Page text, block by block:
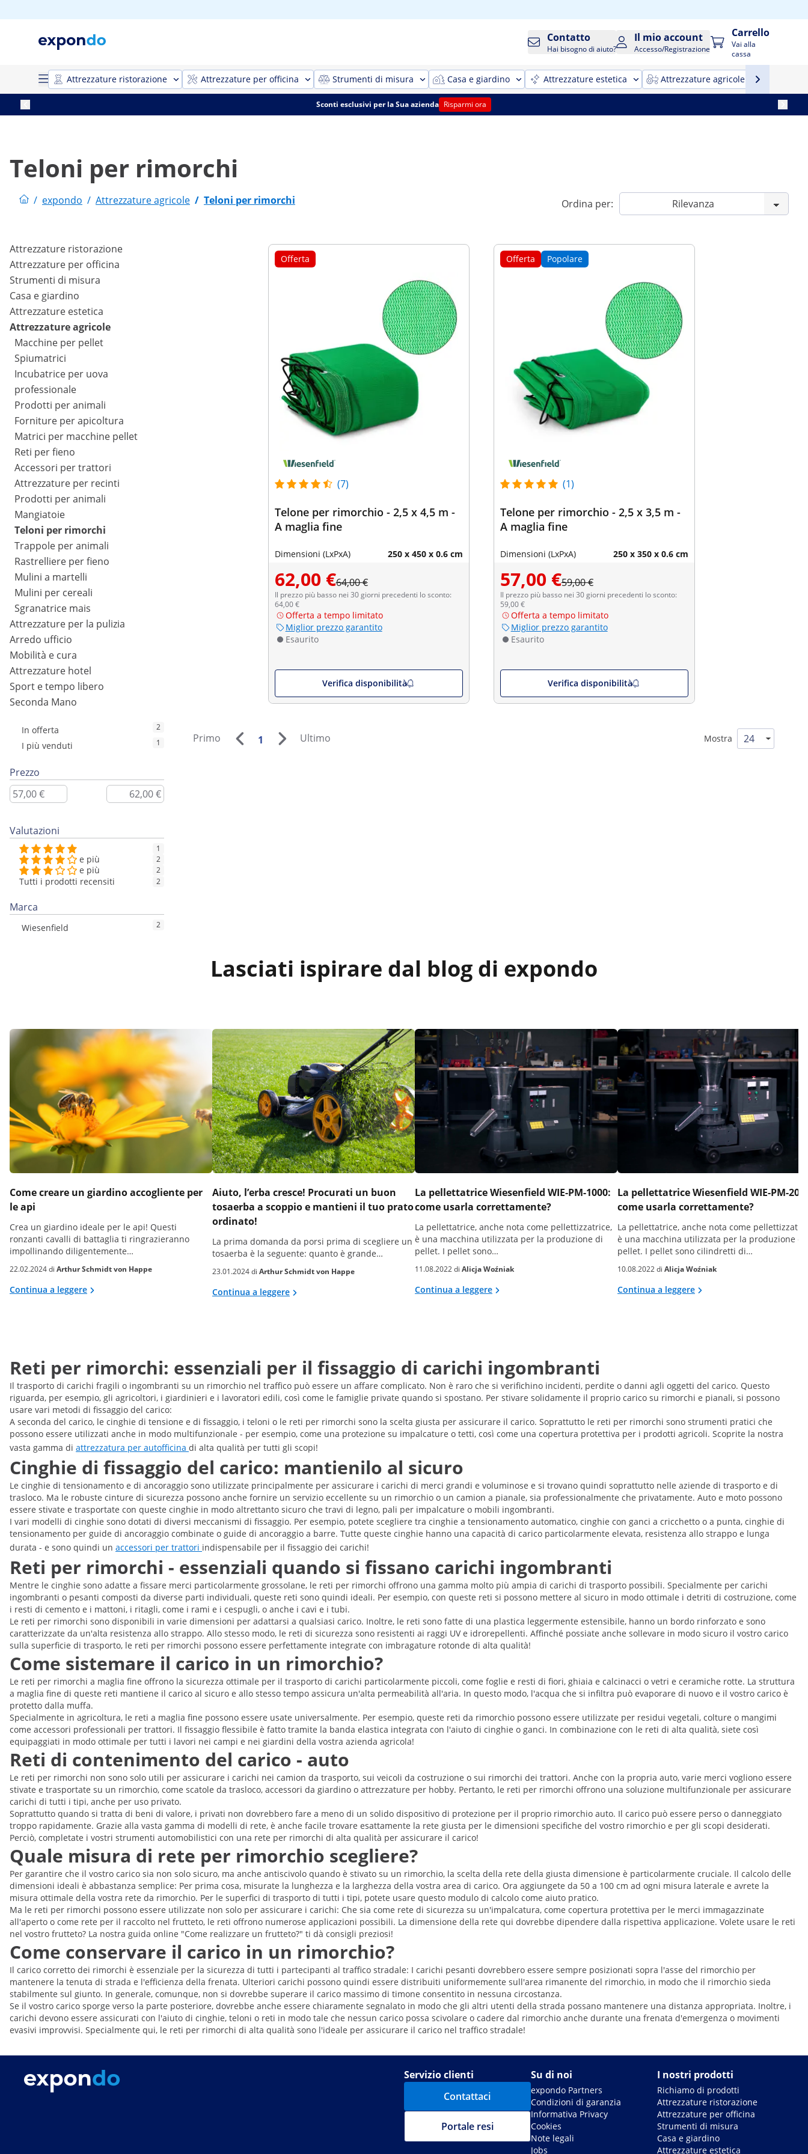
Contatto
Hai bisogno di aiuto?
Il mio account
Accesso/Registrazione
Carrello
Vai alla
cassa
Attrezzature ristorazione Attrezzature per officina Strumenti di misura Casa e giardino Attrezzature estetica Attrezzature agricole
Sconti esclusivi per la Sua azienda Risparmi ora
Teloni per rimorchi
/ expondo / Attrezzature agricole / Teloni per rimorchi Ordina per:
Attrezzature ristorazione
Attrezzature per officina
Strumenti di misura
Casa e giardino
Attrezzature estetica
Attrezzature agricole
Macchine per pellet
Spiumatrici
Incubatrice per uova
professionale
Prodotti per animali
Forniture per apicoltura
Matrici per macchine pellet
Reti per fieno
Accessori per trattori
Attrezzature per recinti
Prodotti per animali
Mangiatoie
Teloni per rimorchi
Trappole per animali
Rastrelliere per fieno
Mulini a martelli
Mulini per cereali
Sgranatrice mais
Attrezzature per la pulizia
Arredo ufficio
Mobilità e cura
Attrezzature hotel
Sport e tempo libero
Seconda Mano
In offerta 2
I più venduti 1
Prezzo
Valutazioni
1
e più 2
e più 2
Tutti i prodotti recensiti 2
Marca
Wiesenfield 2
Offerta
(7)
Telone per rimorchio - 2,5 x 4,5 m -
A maglia fine
Dimensioni (LxPxA) 250 x 450 x 0.6 cm
62,00 €64,00 €
Il prezzo più basso nei 30 giorni precedenti lo sconto:
64,00 €
Offerta a tempo limitato
Miglior prezzo garantito
Esaurito
Verifica disponibilità
Offerta Popolare
(1)
Telone per rimorchio - 2,5 x 3,5 m -
A maglia fine
Dimensioni (LxPxA) 250 x 350 x 0.6 cm
57,00 €59,00 €
Il prezzo più basso nei 30 giorni precedenti lo sconto:
59,00 €
Offerta a tempo limitato
Miglior prezzo garantito
Esaurito
Verifica disponibilità
Primo 1 Ultimo Mostra
Lasciati ispirare dal blog di expondo
Come creare un giardino accogliente per
le api
Crea un giardino ideale per le api! Questi
ronzanti cavalli di battaglia ti ringrazieranno
impollinando diligentemente…
22.02.2024 di Arthur Schmidt von Happe
Continua a leggere
Aiuto, l’erba cresce! Procurati un buon
tosaerba a scoppio e mantieni il tuo prato
ordinato!
La prima domanda da porsi prima di scegliere un
tosaerba è la seguente: quanto è grande…
23.01.2024 di Arthur Schmidt von Happe
Continua a leggere
La pellettatrice Wiesenfield WIE-PM-1000:
come usarla correttamente?
La pellettatrice, anche nota come pellettizzatrice,
è una macchina utilizzata per la produzione di
pellet. I pellet sono…
11.08.2022 di Alicja Woźniak
Continua a leggere
La pellettatrice Wiesenfield WIE-PM-
come usarla correttamente?
La pellettatrice, anche nota come
è una macchina utilizzata per la produzione di
pellet. I pellet sono cilindretti di…
10.08.2022 di Alicja Woźniak
Continua a leggere
Reti per rimorchi: essenziali per il fissaggio di carichi ingombranti
Il trasporto di carichi fragili o ingombranti su un rimorchio nel traffico può essere un affare complicato. Non è raro che si verifichino incidenti, perdite o danni agli oggetti del carico. Questo
riguarda, per esempio, gli agricoltori, i giardinieri e i lavoratori edili, così come le famiglie private quando si spostano. Per stivare solidamente il proprio carico su rimorchi e pianali, si possono
usare vari metodi di fissaggio del carico:
A seconda del carico, le cinghie di tensione e di fissaggio, i teloni o le reti per rimorchi sono la scelta giusta per assicurare il carico. Soprattutto le reti per rimorchi sono strumenti pratici che
possono essere utilizzati anche in modo multifunzionale - per esempio, come una protezione su impalcature o tetti, così come una copertura protettiva per i prodotti agricoli. Scoprite la nostra
vasta gamma di attrezzatura per autofficina di alta qualità per tutti gli scopi!
Cinghie di fissaggio del carico: mantienilo al sicuro
Le cinghie di tensionamento e di ancoraggio sono utilizzate principalmente per assicurare i carichi di merci grandi e voluminose e si trovano quindi soprattutto nelle aziende di trasporto e di
trasloco. Ma le robuste cinture di sicurezza possono anche fornire un servizio eccellente su un rimorchio o un camion a pianale, sia professionalmente che privatamente. Auto e moto possono
essere stivate e trasportate con queste cinghie in modo altrettanto sicuro che travi di legno, pali per impalcature o mobili ingombranti.
I vari modelli di cinghie sono dotati di diversi meccanismi di fissaggio. Per esempio, potete scegliere tra cinghie a tensionamento automatico, cinghie con ganci a cricchetto o a punta, cinghie di
tensionamento per guide di ancoraggio combinate o guide di ancoraggio a barre. Tutte queste cinghie hanno una capacità di carico particolarmente elevata, resistenza allo strappo e lunga
durata - e sono quindi un accessori per trattori indispensabile per il fissaggio dei carichi!
Reti per rimorchi - essenziali quando si fissano carichi ingombranti
Mentre le cinghie sono adatte a fissare merci particolarmente grossolane, le reti per rimorchi offrono una gamma molto più ampia di carichi di trasporto possibili. Specialmente per carichi
ingombranti o pesanti composti da diverse parti individuali, queste reti sono quindi ideali. Per esempio, con queste reti si possono mettere al sicuro in modo ottimale i detriti di costruzione, come
i resti di cemento e i mattoni, i ritagli, come i rami e i cespugli, o anche i cavi e i tubi.
Le reti per rimorchi sono disponibili in varie dimensioni per adattarsi a qualsiasi carico. Inoltre, le reti sono fatte di una plastica leggermente estensibile, hanno un bordo rinforzato e sono
caratterizzate da un'alta resistenza allo strappo. Allo stesso modo, le reti di sicurezza sono resistenti ai raggi UV e idrorepellenti. Affinché possiate anche sollevare in modo sicuro il vostro carico
sulla superficie di trasporto, le reti per rimorchi possono essere perfettamente integrate con imbragature rotonde di alta qualità!
Come sistemare il carico in un rimorchio?
Le reti per rimorchi a maglia fine offrono la sicurezza ottimale per il trasporto di carichi particolarmente piccoli, come foglie e resti di fiori, ghiaia e calcinacci o vetri e ceramiche rotte. La struttura
a maglia fine di queste reti mantiene il carico al sicuro e allo stesso tempo assicura un'alta permeabilità all'aria. In questo modo, l'acqua che si infiltra può evaporare di nuovo e il vostro carico è
protetto dalla muffa.
Specialmente in agricoltura, le reti a maglia fine possono essere usate universalmente. Per esempio, queste reti da rimorchio possono essere utilizzate per residui vegetali, colture o mangimi
come accessori professionali per trattori. Il fissaggio flessibile è fatto tramite la banda elastica integrata con l'aiuto di cinghie o ganci. In combinazione con le reti di alta qualità, siete così
equipaggiati in modo ottimale per tutti i lavori nei campi e nei giardini della vostra azienda agricola!
Reti di contenimento del carico - auto
Le reti per rimorchi non sono solo utili per assicurare i carichi nei camion da trasporto, sui veicoli da costruzione o sui rimorchi dei trattori. Anche con la propria auto, varie merci vogliono essere
stivate e trasportate su un rimorchio, come scatole da trasloco, accessori da giardino o attrezzature per hobby. Pertanto, le reti per rimorchi offrono una soluzione multifunzionale per assicurare
carichi di tutti i tipi, anche per uso privato.
Soprattutto quando si tratta di beni di valore, i privati non dovrebbero fare a meno di un solido dispositivo di protezione per il proprio rimorchio auto. Il carico può essere perso o danneggiato
troppo rapidamente. Grazie alla vasta gamma di modelli di rete, è anche facile trovare esattamente la rete giusta per le dimensioni specifiche del vostro rimorchio e per gli scopi desiderati.
Perciò, completate i vostri strumenti automobilistici con una rete per rimorchi di alta qualità per assicurare il carico!
Quale misura di rete per rimorchio scegliere?
Per garantire che il vostro carico sia non solo sicuro, ma anche antiscivolo quando è stivato su un rimorchio, la scelta della rete della giusta dimensione è particolarmente cruciale. Il calcolo delle
dimensioni ideali è abbastanza semplice: Per prima cosa, misurate la lunghezza e la larghezza della vostra area di carico. Ora aggiungete da 50 a 100 cm ad ogni misura laterale e avrete la
misura ottimale della vostra rete da rimorchio. Per le superfici di trasporto di tutti i tipi, potete usare questo modulo di calcolo come aiuto pratico.
Ma le reti per rimorchi possono essere utilizzate non solo per assicurare i carichi: Che sia come rete di sicurezza su un'impalcatura, come copertura protettiva per le merci immagazzinate
all'aperto o come rete per il raccolto nel frutteto, le reti offrono numerose applicazioni possibili. La dimensione della rete qui dovrebbe dipendere dalla rispettiva applicazione. Volete usare le reti
nel vostro frutteto? La nostra guida online "Come realizzare un frutteto?" ti dà consigli preziosi!
Come conservare il carico in un rimorchio?
Il carico corretto dei rimorchi è essenziale per la sicurezza di tutti i partecipanti al traffico stradale: I carichi pesanti dovrebbero essere sempre posizionati sopra l'asse del rimorchio per
mantenere la tenuta di strada e l'efficienza della frenata. Ulteriori carichi possono quindi essere distribuiti uniformemente sull'area rimanente del rimorchio, in modo che il rimorchio sieda
stabilmente sul giunto. In generale, comunque, non si dovrebbe superare il carico massimo di timone consentito in nessuna circostanza.
Se il vostro carico sporge verso la parte posteriore, dovrebbe anche essere chiaramente segnalato in modo che gli altri utenti della strada possano mantenere una distanza appropriata. Inoltre, i
carichi devono essere assicurati con l'aiuto di cinghie, teloni o reti in modo tale che nessun carico possa scivolare o cadere dal rimorchio anche durante una frenata d'emergenza o movimenti
evasivi improvvisi. Specialmente qui, le reti per rimorchi di alta qualità sono l'ideale per assicurare il carico nel traffico stradale!
Servizio clienti
Contattaci
Portale resi
Su di noi
expondo Partners
Condizioni di garanzia
Informativa Privacy
Cookies
Note legali
Jobs
I nostri prodotti
Richiamo di prodotti
Attrezzature ristorazione
Attrezzature per officina
Strumenti di misura
Casa e giardino
Attrezzature estetica